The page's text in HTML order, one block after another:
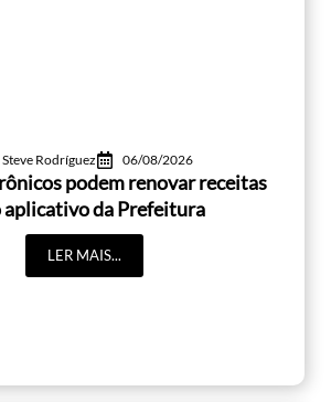
Steve Rodríguez 06/08/2026
podem renovar receitas
aplicativo da Prefeitura
LER MAIS...